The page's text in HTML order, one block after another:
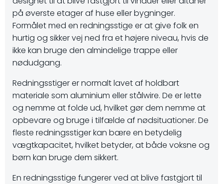
på øverste etager af huse eller bygninger.
Formålet med en redningsstige er at give folk en
hurtig og sikker vej ned fra et højere niveau, hvis de
ikke kan bruge den almindelige trappe eller
nødudgang.
Redningsstiger er normalt lavet af holdbart
materiale som aluminium eller stålwire. De er lette
og nemme at folde ud, hvilket gør dem nemme at
opbevare og bruge i tilfælde af nødsituationer. De
fleste redningsstiger kan bære en betydelig
vægtkapacitet, hvilket betyder, at både voksne og
børn kan bruge dem sikkert.
En redningsstige fungerer ved at blive fastgjort til